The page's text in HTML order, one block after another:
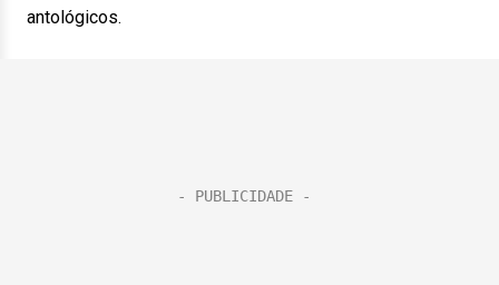
antológicos.